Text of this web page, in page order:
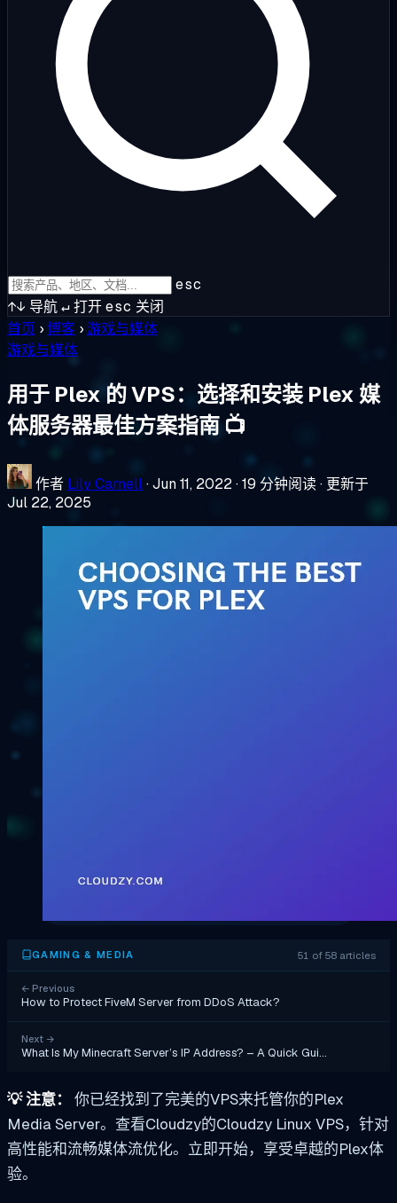
esc
↑↓ 导航↵打开esc 关闭
首页 ›博客 ›游戏与媒体
游戏与媒体
用于 Plex 的 VPS：选择和安装 Plex 媒
体服务器最佳方案指南 📺
作者 Lily Carnell·Jun 11, 2022·19 分钟阅读· 更新于
Jul 22, 2025
GAMING & MEDIA 51 of 58 articles
← Previous
How to Protect FiveM Server from DDoS Attack?
Next →
What Is My Minecraft Server’s IP Address? – A Quick Gui…
💡注意：
你已经找到了完美的VPS来托管你的Plex
Media Server。查看Cloudzy的Cloudzy Linux VPS，针对
高性能和流畅媒体流优化。立即开始，享受卓越的Plex体
验。